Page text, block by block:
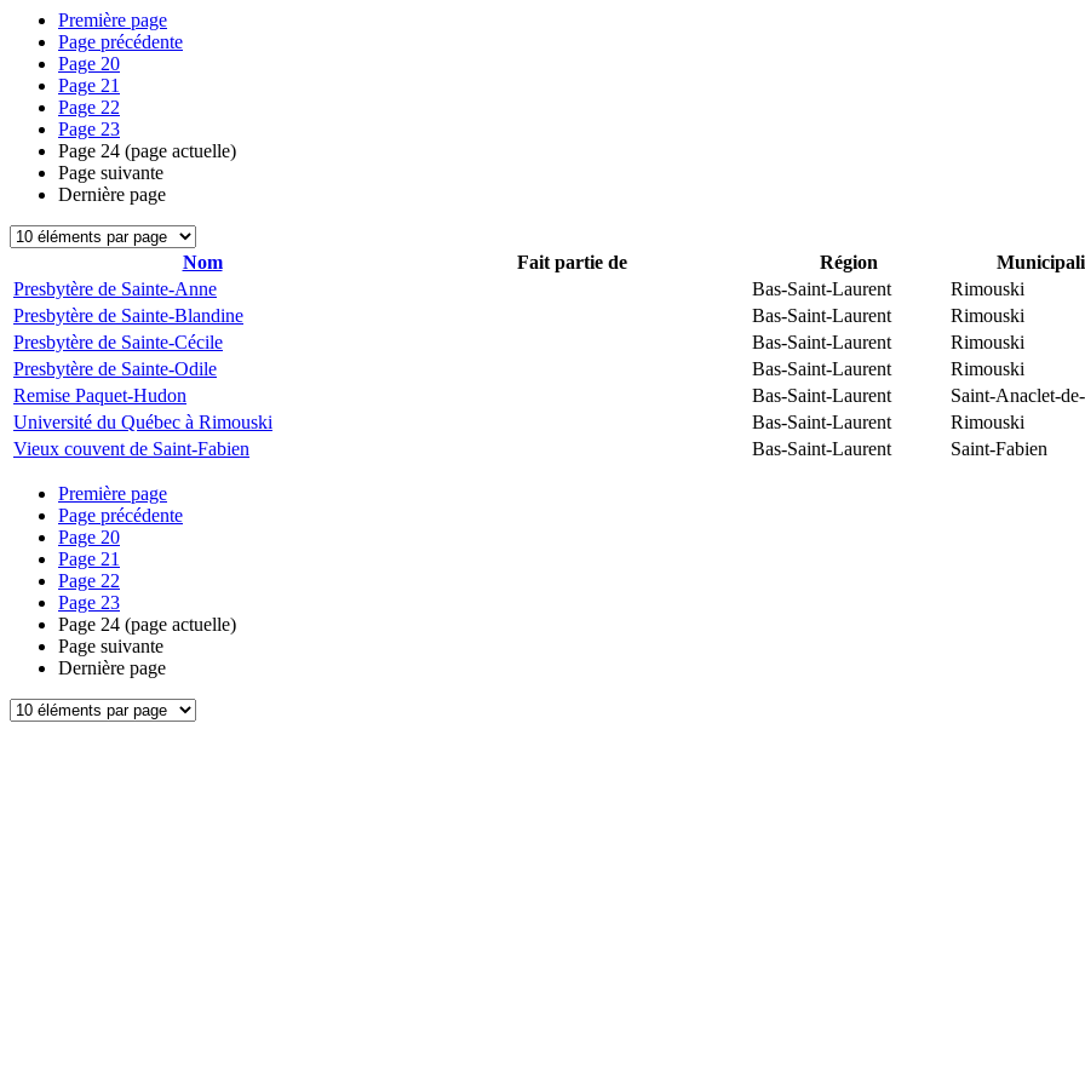
Première page
Page précédente
Page 20
Page 21
Page 22
Page 23
Page 24 (page actuelle)
Page suivante
Dernière page
Nom Fait partie de Région
Presbytère de Sainte-Anne
Bas-Saint-Laurent
Rimouski
Presbytère de Sainte-Blandine
Bas-Saint-Laurent
Rimouski
Presbytère de Sainte-Cécile
Bas-Saint-Laurent
Rimouski
Presbytère de Sainte-Odile
Bas-Saint-Laurent
Rimouski
Remise Paquet-Hudon
Bas-Saint-Laurent
Saint-Anaclet-
Université du Québec à Rimouski
Bas-Saint-Laurent
Rimouski
Vieux couvent de Saint-Fabien
Bas-Saint-Laurent Saint-Fabien
Première page
Page précédente
Page 20
Page 21
Page 22
Page 23
Page 24 (page actuelle)
Page suivante
Dernière page